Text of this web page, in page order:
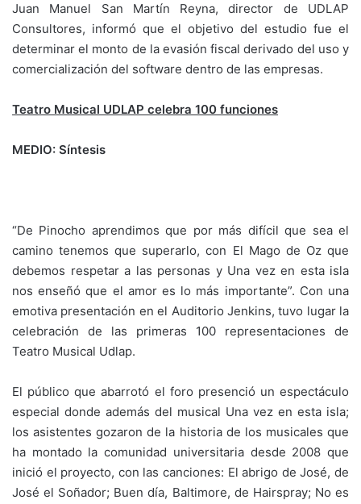
Juan Manuel San Martín Reyna, director de UDLAP
Consultores, informó que el objetivo del estudio fue el
determinar el monto de la evasión fiscal derivado del uso y
comercialización del software dentro de las empresas.
Teatro Musical UDLAP celebra 100 funciones
MEDIO: Síntesis
“De Pinocho aprendimos que por más difícil que sea el
camino tenemos que superarlo, con El Mago de Oz que
debemos respetar a las personas y Una vez en esta isla
nos enseñó que el amor es lo más importante”. Con una
emotiva presentación en el Auditorio Jenkins, tuvo lugar la
celebración de las primeras 100 representaciones de
Teatro Musical Udlap.
El público que abarrotó el foro presenció un espectáculo
especial donde además del musical Una vez en esta isla;
los asistentes gozaron de la historia de los musicales que
ha montado la comunidad universitaria desde 2008 que
inició el proyecto, con las canciones: El abrigo de José, de
José el Soñador; Buen día, Baltimore, de Hairspray; No es